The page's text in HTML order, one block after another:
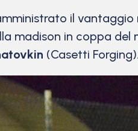
il
madison in coppa del
(Casetti Forging).